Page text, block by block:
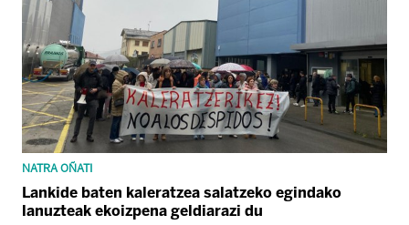
NATRA OÑATI
Lankide baten kaleratzea salatzeko egindako
lanuzteak ekoizpena geldiarazi du